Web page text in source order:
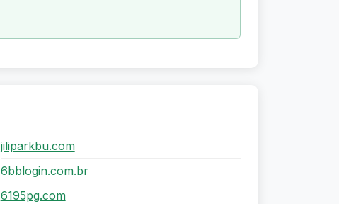
jiliparkbu.com
6bblogin.com.br
6195pg.com